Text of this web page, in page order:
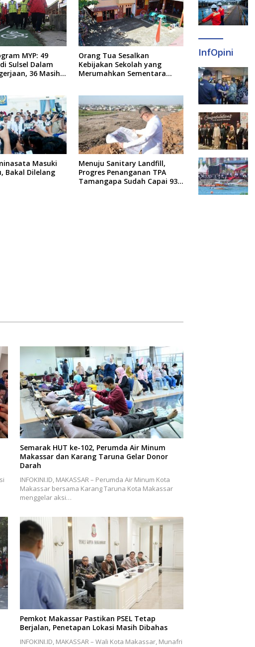
MYP: 49
Sulsel Dalam
36 Masih
Orang Tua Sesalkan
Kebijakan Sekolah yang
Merumahkan Sementara
Masuki
Bakal Dilelang
Menuju Sanitary Landfill,
Progres Penanganan TPA
Tamangapa Sudah Capai 93
Semarak HUT ke-102, Perumda Air Minum
Makassar dan Karang Taruna Gelar Donor
Darah
INFOKINI.ID, MAKASSAR – Perumda Air Minum Kota
Makassar bersama Karang Taruna Kota Makassar
menggelar aksi…
Pemkot Makassar Pastikan PSEL Tetap
Berjalan, Penetapan Lokasi Masih Dibahas
INFOKINI.ID, MAKASSAR – Wali Kota Makassar, Munafri
InfOpini